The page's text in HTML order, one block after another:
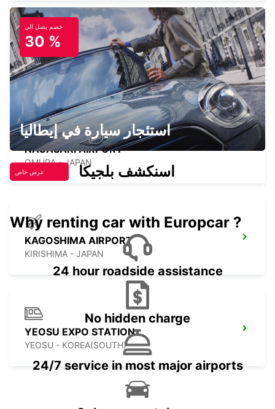
KUMAMOTO AIRPORT
KUMAMOTO - JAPAN
NAGASAKI AIRPORT
OMURA - JAPAN
KAGOSHIMA AIRPORT
KIRISHIMA - JAPAN
YEOSU EXPO STATION
YEOSU - KOREA(SOUTH)
خصم يصل الي
30 %
استئجار سيارة في إيطاليا
عرض خاص اسنكشف بلجيكا
Why renting car with Europcar ?
24 hour roadside assistance
No hidden charge
24/7 service in most major airports